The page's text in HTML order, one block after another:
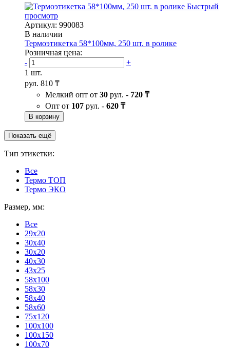
Быстрый
просмотр
Артикул: 990083
В наличии
Термоэтикетка 58*100мм, 250 шт. в ролике
Розничная цена:
-
+
1 шт.
рул. 810 ₸
Мелкий опт от 30 рул. - 720 ₸
Опт от 107 рул. - 620 ₸
В корзину
Показать ещё
Тип этикетки:
Все
Термо ТОП
Термо ЭКО
Размер, мм:
Все
29x20
30x40
30х20
40x30
43х25
58x100
58х30
58х40
58х60
75х120
100х100
100х150
100х70